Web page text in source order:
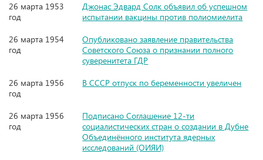
26 марта 1953
год
Джонас Эдвард Солк объявил об успешном
испытании вакцины против полиомиелита
26 марта 1954
год
Опубликовано заявление правительства
Советского Союза о признании полного
суверенитета ГДР
26 марта 1956
год
В СССР отпуск по беременности увеличен
26 марта 1956
год
Подписано Соглашение 12-ти
социалистических стран о создании в Дубне
Объединённого института ядерных
исследований (ОИЯИ)